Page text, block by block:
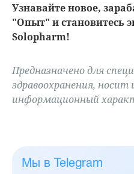
Узнавайте новое,
"Опыт" и становитесь
Solopharm!
Предназначено для
здравоохранения,
информационный
Мы в Telegram